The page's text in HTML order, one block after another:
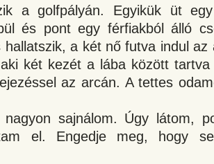
a golfpályán. Egyikük üt
és pont egy férfiakból álló
hallatszik, a két nő futva indul az
két kezét a lába között tartva
az arcán. A tettes
sajnálom. Úgy látom,
el. Engedje meg, hogy